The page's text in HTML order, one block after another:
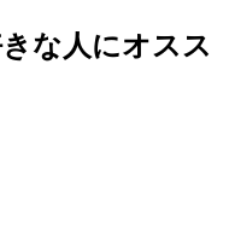
な人にオスス